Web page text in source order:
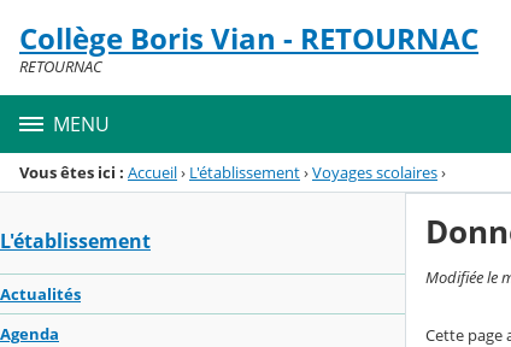
Menu de la rubrique
Contenu
Collège Boris Vian - RETOURNAC
RETOURNAC
MENU
Vous êtes ici : Accueil› L'établissement›Voyages scolaires›
L'établissement
Actualités
Agenda
Modifiée le
Cette page